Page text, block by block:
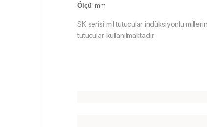
Ölçü: mm
SK serisi mil tutucular indüksiyonlu
tutucular kullanılmaktadır.